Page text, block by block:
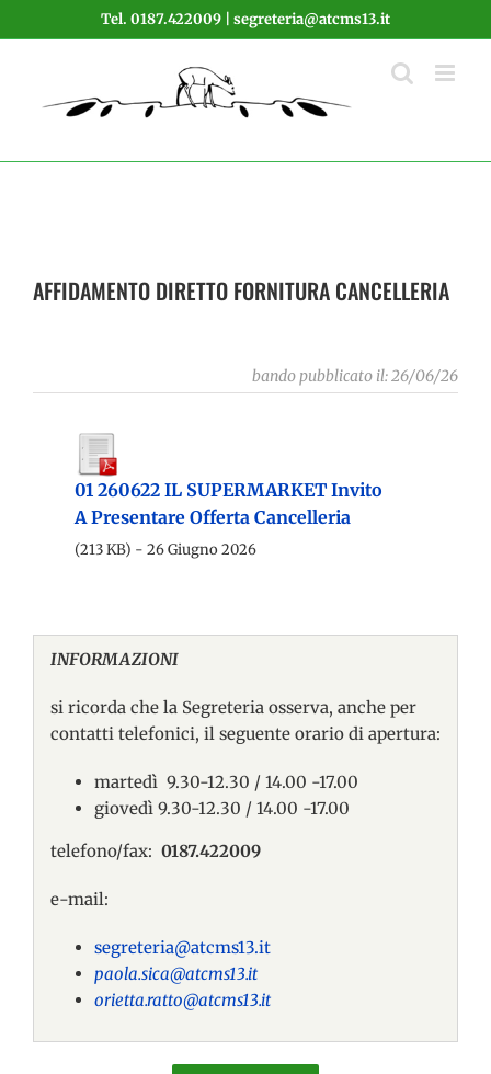
al
Tel. 0187.422009 | segreteria@atcms13.it
AFFIDAMENTO DIRETTO FORNITURA CANCELLERIA
bando pubblicato il: 26/06/26
01 260622 IL SUPERMARKET Invito
A Presentare Offerta Cancelleria
(213 KB) - 26 Giugno 2026
INFORMAZIONI
si ricorda che la Segreteria osserva, anche per
contatti telefonici, il seguente orario di apertura:
martedì 9.30-12.30 / 14.00 -17.00
giovedì 9.30-12.30 / 14.00 -17.00
telefono/fax: 0187.422009
e-mail:
segreteria@atcms13.it
paola.sica@atcms13.it
orietta.ratto@atcms13.it